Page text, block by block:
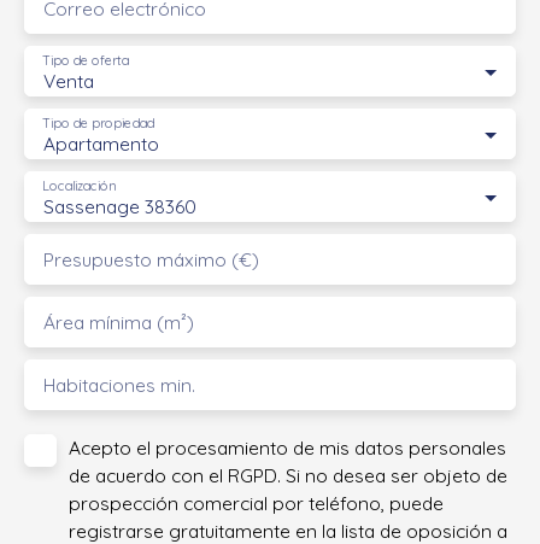
Correo electrónico
Venta
Tipo de oferta
Apartamento
Tipo de propiedad
Sassenage 38360
Localización
Presupuesto máximo (€)
Área mínima (m²)
Habitaciones min.
Acepto el procesamiento de mis datos personales
de acuerdo con el RGPD. Si no desea ser objeto de
prospección comercial por teléfono, puede
registrarse gratuitamente en la lista de oposición a